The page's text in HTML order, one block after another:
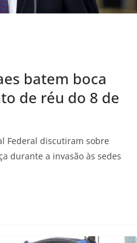
batem boca
de réu do 8 de
Federal discutiram sobre
durante a invasão às sedes